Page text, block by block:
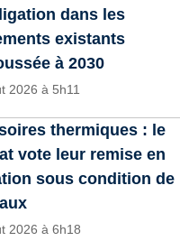
dans les
existants
à 2030
2026 à 5h11
thermiques : le
vote leur remise en
sous condition de
2026 à 6h18